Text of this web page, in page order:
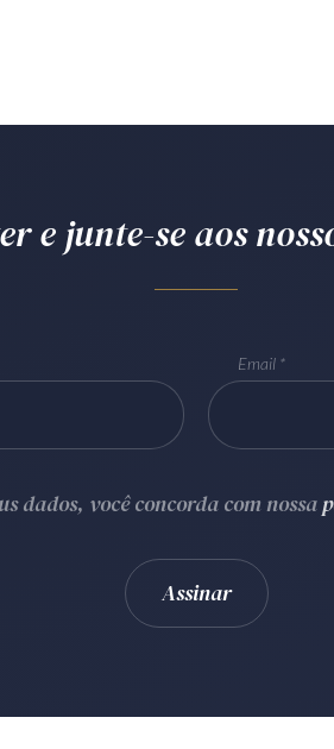
e junte-se aos
Email
dados, você concorda com nossa